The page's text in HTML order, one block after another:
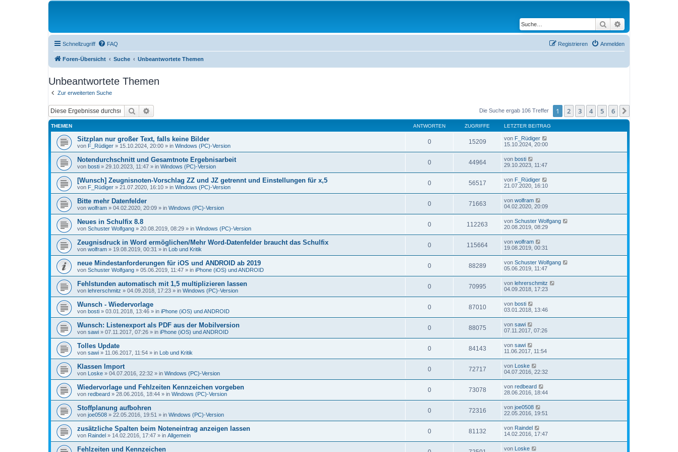
Suche
Schnellzugriff FAQ Anmelden
Registrieren
Foren-Übersicht Suche Unbeantwortete Themen
Unbeantwortete Themen
Zur erweiterten Suche
Suche Die Suche ergab 106 Treffer 1 2 3 4 5 6
THEMEN ANTWORTEN ZUGRIFFE LETZTER BEITRAG
Sitzplan nur großer Text, falls keine Bilder
von F_Rüdiger » 15.10.2024, 20:00 » in Windows (PC)-Version
0 15209 von F_Rüdiger
15.10.2024, 20:00
Notendurchschnitt und Gesamtnote Ergebnisarbeit
von bosti » 29.10.2023, 11:47 » in Windows (PC)-Version
0 44964 von bosti
29.10.2023, 11:47
[Wunsch] Zeugnisnoten-Vorschlag ZZ und JZ getrennt und Einstellungen für x,5
von F_Rüdiger » 21.07.2020, 16:10 » in Windows (PC)-Version
0 56517 von F_Rüdiger
21.07.2020, 16:10
Bitte mehr Datenfelder
von wolfram » 04.02.2020, 20:09 » in Windows (PC)-Version
0 71663 von wolfram
04.02.2020, 20:09
Neues in Schulfix 8.8
von Schuster Wolfgang » 20.08.2019, 08:29 » in Windows (PC)-Version
0 112263 von Schuster Wolfgang
20.08.2019, 08:29
Zeugnisdruck in Word ermöglichen/Mehr Word-Datenfelder braucht das Schulfix
von wolfram » 19.08.2019, 00:31 » in Lob und Kritik
0 115664 von wolfram
19.08.2019, 00:31
neue Mindestanforderungen für iOS und ANDROID ab 2019
von Schuster Wolfgang » 05.06.2019, 11:47 » in iPhone (iOS) und ANDROID
0 88289 von Schuster Wolfgang
05.06.2019, 11:47
Fehlstunden automatisch mit 1,5 multiplizieren lassen
von lehrerschmitz » 04.09.2018, 17:23 » in Windows (PC)-Version
0 70995 von lehrerschmitz
04.09.2018, 17:23
Wunsch - Wiedervorlage
von bosti » 03.01.2018, 13:46 » in iPhone (iOS) und ANDROID
0 87010 von bosti
03.01.2018, 13:46
Wunsch: Listenexport als PDF aus der Mobilversion
von sawi » 07.11.2017, 07:26 » in iPhone (iOS) und ANDROID
0 88075 von sawi
07.11.2017, 07:26
Tolles Update
von sawi » 11.06.2017, 11:54 » in Lob und Kritik
0 84143 von sawi
11.06.2017, 11:54
Klassen Import
von Loske » 04.07.2016, 22:32 » in Windows (PC)-Version
0 72717 von Loske
04.07.2016, 22:32
Wiedervorlage und Fehlzeiten Kennzeichen vorgeben
von redbeard » 28.06.2016, 18:44 » in Windows (PC)-Version
0 73078 von redbeard
28.06.2016, 18:44
Stoffplanung aufbohren
von joe0508 » 22.05.2016, 19:51 » in Windows (PC)-Version
0 72316 von joe0508
22.05.2016, 19:51
zusätzliche Spalten beim Noteneintrag anzeigen lassen
von Raindel » 14.02.2016, 17:47 » in Allgemein
0 81132 von Raindel
14.02.2016, 17:47
Fehlzeiten und Kennzeichen von Loske